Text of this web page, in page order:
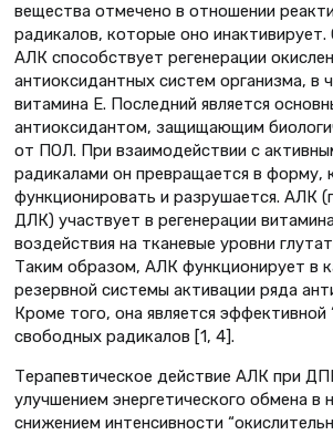
вещества отмечено в отношении
радикалов, которые оно
АЛК способствует регенерации
антиоксидантных систем организма, в
витамина Е. Последний является
антиоксидантом, защищающим
от ПОЛ. При взаимодействии с
радикалами он превращается в форму,
функционировать и разрушается. АЛК
ДЛК) участвует в регенерации
воздействия на тканевые уровни
Таким образом, АЛК функционирует в
резервной системы активации ряда
Кроме того, она является эффективной
свободных радикалов [1, 4].
Терапевтическое действие АЛК при
улучшением энергетического обмена в
снижением интенсивности